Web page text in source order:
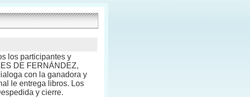
los participantes y
DE FERNÁNDEZ,
con la ganadora y
le entrega libros. Los
y cierre.